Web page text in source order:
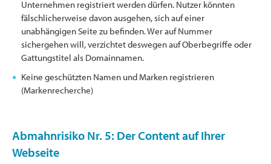
Unternehmen registriert werden dürfen. Nutzer könnten
fälschlicherweise davon ausgehen, sich auf einer
unabhängigen Seite zu befinden. Wer auf Nummer
sichergehen will, verzichtet deswegen auf Oberbegriffe oder
Gattungstitel als­­­­­­ Domainnamen.
Keine geschützten Namen und Marken registrieren
(Markenrecherche)
Abmahnrisiko Nr. 5: Der Content auf Ihrer
Webseite